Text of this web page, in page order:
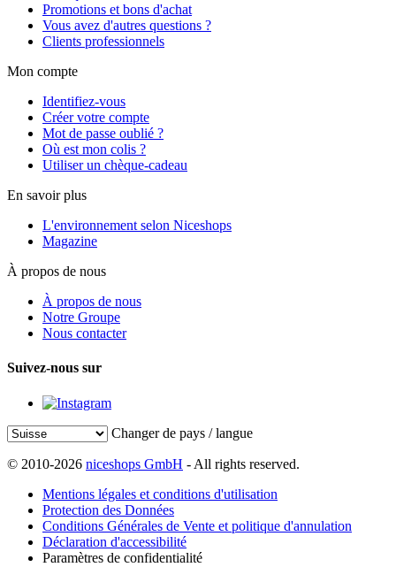
Promotions et bons d'achat
Vous avez d'autres questions ?
Clients professionnels
Mon compte
Identifiez-vous
Créer votre compte
Mot de passe oublié ?
Où est mon colis ?
Utiliser un chèque-cadeau
En savoir plus
L'environnement selon Niceshops
Magazine
À propos de nous
À propos de nous
Notre Groupe
Nous contacter
Suivez-nous sur
Changer de pays / langue
© 2010-2026 niceshops GmbH - All rights reserved.
Mentions légales et conditions d'utilisation
Protection des Données
Conditions Générales de Vente et politique d'annulation
Déclaration d'accessibilité
Paramètres de confidentialité